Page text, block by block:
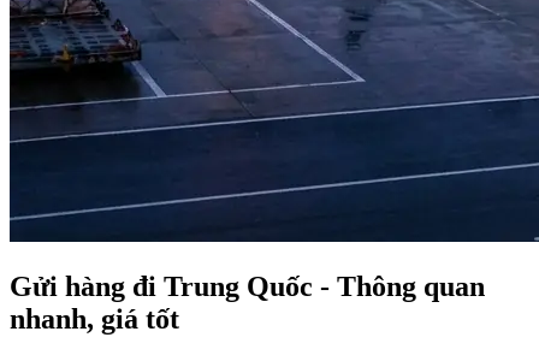
Gửi hàng đi Trung Quốc - Thông quan
nhanh, giá tốt